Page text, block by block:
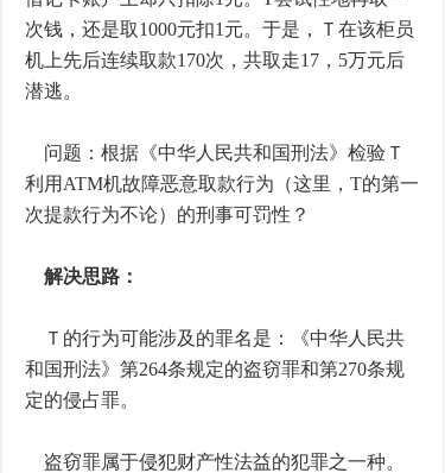
次钱，还是取1000元扣1元。于是，Ｔ在该柜员
机上先后连续取款170次，共取走17，5万元后
潜逃。
问题：根据《中华人民共和国刑法》检验Ｔ
利用ATM机故障恶意取款行为（这里，T的第一
次提款行为不论）的刑事可罚性？
解决思路：
Ｔ的行为可能涉及的罪名是：《中华人民共
和国刑法》第264条规定的盗窃罪和第270条规
定的侵占罪。
盗窃罪属于侵犯财产性法益的犯罪之一种。